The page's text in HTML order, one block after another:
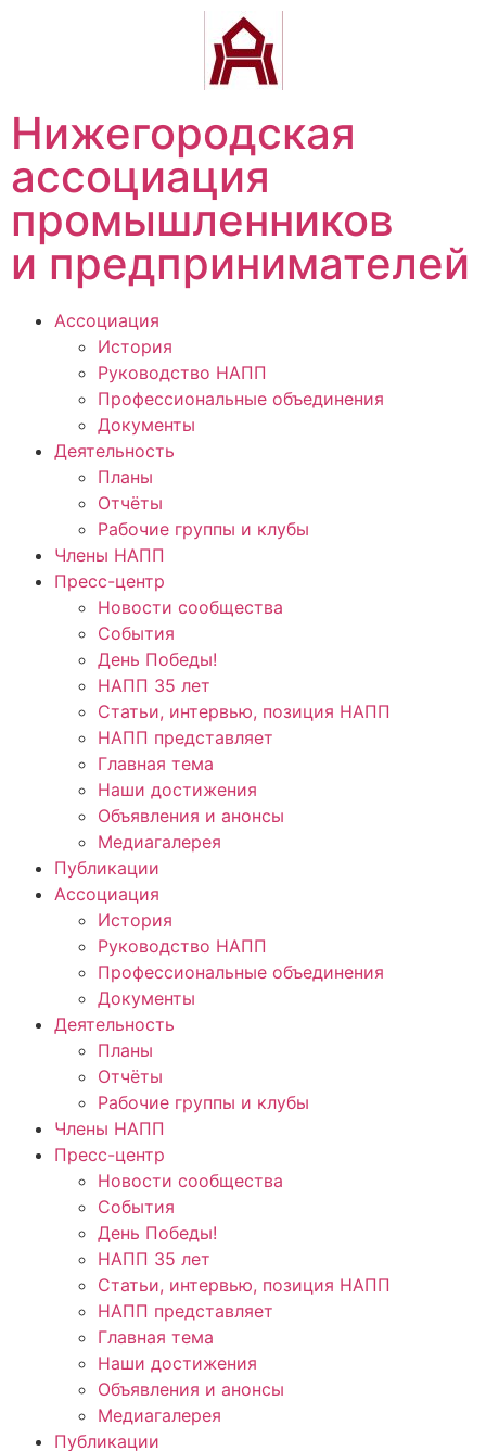
Нижегородская
ассоциация
промышленников
и предпринимателей
Ассоциация
История
Руководство НАПП
Профессиональные объединения
Документы
Деятельность
Планы
Отчёты
Рабочие группы и клубы
Члены НАПП
Пресс-центр
Новости сообщества
События
День Победы!
НАПП 35 лет
Статьи, интервью, позиция НАПП
НАПП представляет
Главная тема
Наши достижения
Объявления и анонсы
Медиагалерея
Публикации
Ассоциация
История
Руководство НАПП
Профессиональные объединения
Документы
Деятельность
Планы
Отчёты
Рабочие группы и клубы
Члены НАПП
Пресс-центр
Новости сообщества
События
День Победы!
НАПП 35 лет
Статьи, интервью, позиция НАПП
НАПП представляет
Главная тема
Наши достижения
Объявления и анонсы
Медиагалерея
Публикации